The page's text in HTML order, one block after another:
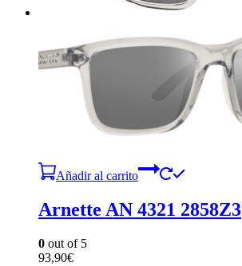
Añadir al carrito
Arnette AN 4321 2858Z3
0 out of 5
93,90€